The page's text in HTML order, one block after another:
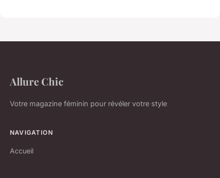
Allure Chic
Votre magazine féminin pour révéler votre style
NAVIGATION
Accueil